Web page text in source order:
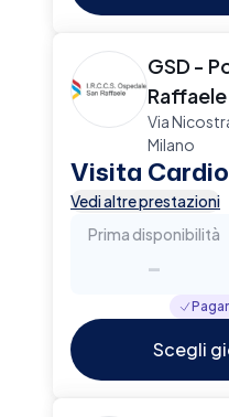
GSD -
Via
Milano
Visita
Vedi altre prestazioni
Prima disponibilità
-
Scegli